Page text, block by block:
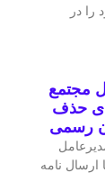
را در
مجتمع
حذف
رسمی
ارسال نامه